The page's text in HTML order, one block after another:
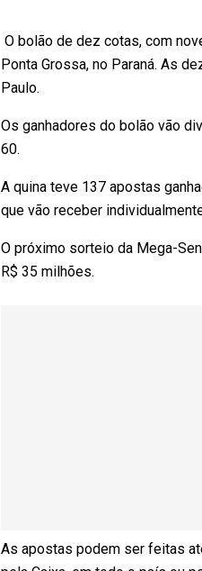
O bolão de dez cotas, com
Ponta Grossa, no Paraná. As
Paulo.
Os ganhadores do bolão vão
60.
A quina teve 137 apostas
que vão receber
O próximo sorteio da Mega-
R$ 35 milhões.
As apostas podem ser feitas